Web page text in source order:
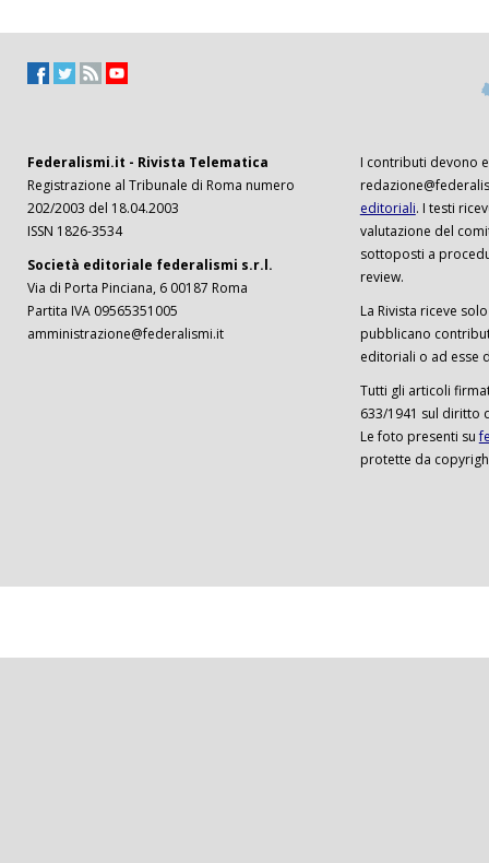
Federalismi.it - Rivista Telematica
Registrazione al Tribunale di Roma numero
202/2003 del 18.04.2003
ISSN 1826-3534
Società editoriale federalismi s.r.l.
Via di Porta Pinciana, 6 00187 Roma
Partita IVA 09565351005
amministrazione@federalismi.it
I contributi devono
editoriali. I testi
valutazione del
sottoposti a
review.
La Rivista riceve
pubblicano
editoriali o ad esse
Tutti gli articoli
633/1941 sul diritto
Le foto presenti su
protette da